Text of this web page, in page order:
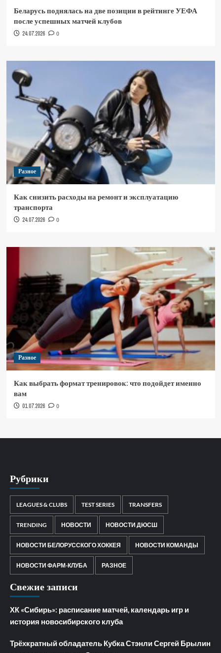
Беларусь поднялась на две позиции в рейтинге УЕФА
после успешных матчей клубов
24.07.2026 0
Разное
Как снизить расходы на ремонт и эксплуатацию
транспорта
24.07.2026 0
Разное
Как выбрать формат тренировок: что подойдет именно
вам
01.07.2026 0
Рубрики
LEAGUES & CLUBS TEST SERIES TRANSFERS
TRENDING НОВОСТИ НОВОСТИ ДЮСШ
НОВОСТИ БЕЛОРУССКОГО ХОККЕЯ НОВОСТИ КОМАНДЫ
НОВОСТИ ФАРМ-КЛУБА РАЗНОЕ
Свежие записи
ХК «Сибирь»: расписание матчей, календарь игр и
история новосибирского клуба
Трёхкратный обладатель Кубка Стэнли Сергей Брылин